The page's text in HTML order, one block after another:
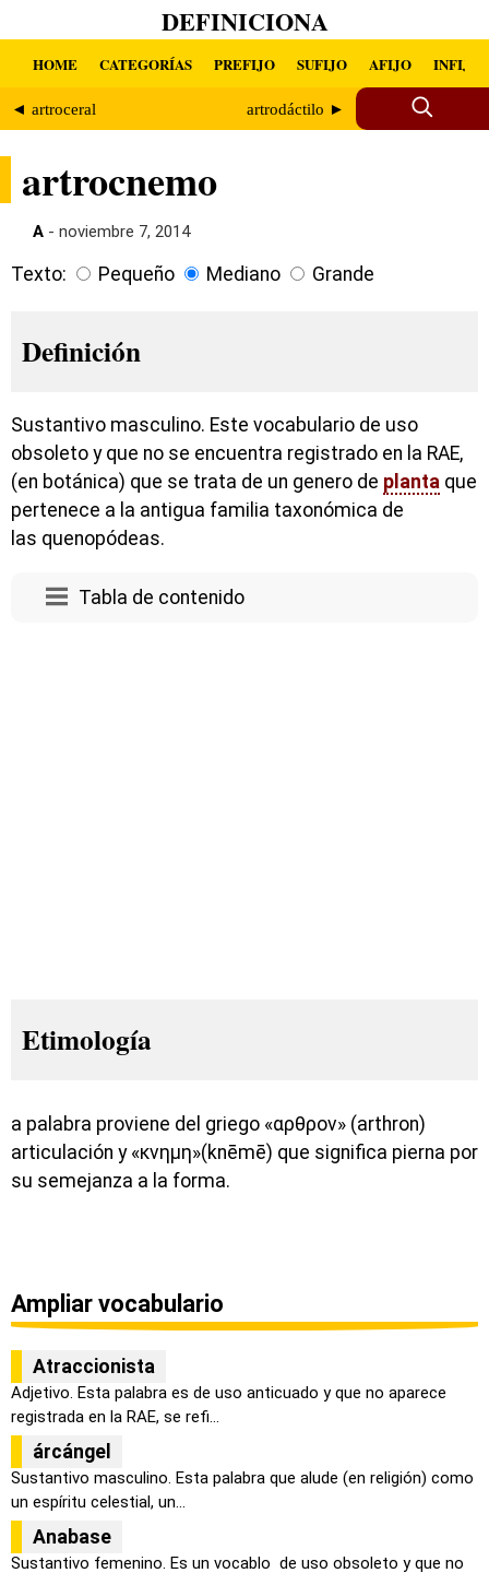
DEFINICIONA
HOME CATEGORÍAS PREFIJO SUFIJO AFIJO INFIJO
◄ artroceral artrodáctilo ►
artrocnemo
A - noviembre 7, 2014
Texto: Pequeño Mediano Grande
Definición
Sustantivo masculino. Este vocabulario de uso
obsoleto y que no se encuentra registrado en la RAE,
(en botánica) que se trata de un genero de planta que
pertenece a la antigua familia taxonómica de
las quenopódeas.
Tabla de contenido
Etimología
a palabra proviene del griego «αρθρον» (arthron)
articulación y «κνημη»(knēmē) que significa pierna por
su semejanza a la forma.
Ampliar vocabulario
Atraccionista
Adjetivo. Esta palabra es de uso anticuado y que no aparece
registrada en la RAE, se refi...
árcángel
Sustantivo masculino. Esta palabra que alude (en religión) como
un espíritu celestial, un...
Anabase
Sustantivo femenino. Es un vocablo de uso obsoleto y que no